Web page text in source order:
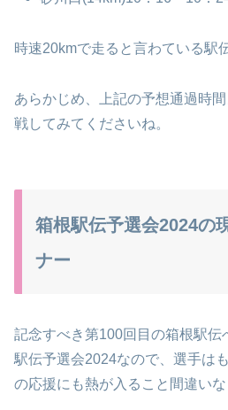
時速20kmで走ると言わている駅
あらかじめ、上記の予想通過時
戦してみてくださいね。
箱根駅伝予選会2024の
ナー
記念すべき第100回目の箱根駅伝
駅伝予選会2024なので、選手は
の応援にも熱が入ること間違いな